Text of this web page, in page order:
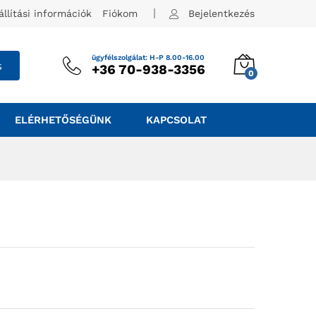
információk Fiókom Bejelentkezés
ügyfélszolgálat: H-P 8.00-16.00
+36 70-938-3356 0
ELÉRHETŐSÉGÜNK KAPCSOLAT